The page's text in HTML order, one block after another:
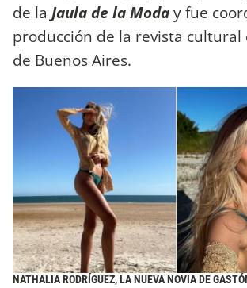
de la Jaula de la Moday fue
producción de la revista cultural
de Buenos Aires.
NATHALIA RODRÍGUEZ, LA NUEVA NOVIA DE